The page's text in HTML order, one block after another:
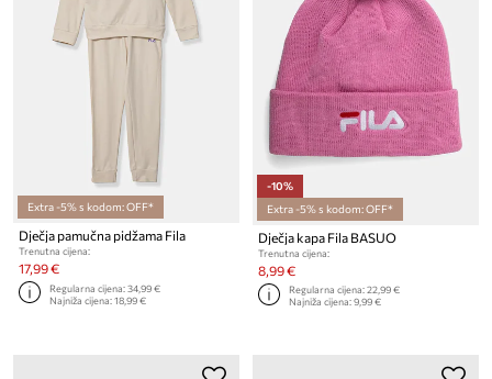
Extra -5% s kodom: OFF*
Dječja pamučna pidžama Fila
Trenutna cijena:
17,99 €
Regularna cijena:34,99 €
Najniža cijena:18,99 €
-10%
Extra -5% s kodom: OFF*
Dječja kapa Fila BASUO
Trenutna cijena:
8,99 €
Regularna cijena:22,99 €
Najniža cijena:9,99 €